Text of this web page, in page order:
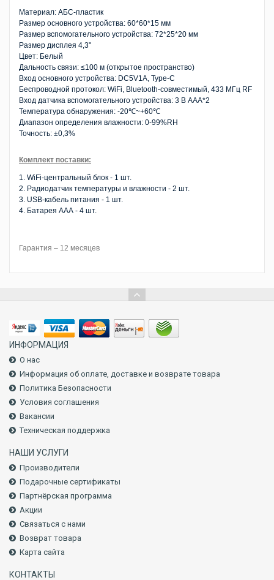
Материал: АБС-пластик
Размер основного устройства: 60*60*15 мм
Размер вспомогательного устройства: 72*25*20 мм
Размер дисплея 4,3"
Цвет: Белый
Дальность связи: ≤100 м (открытое пространство)
Вход основного устройства: DC5V1A, Type-C
Беспроводной протокол: WiFi, Bluetooth-совместимый, 433 МГц RF
Вход датчика вспомогательного устройства: 3 В AAA*2
Температура обнаружения: -20℃~+60℃
Диапазон определения влажности: 0-99%RH
Точность: ±0,3%
Комплект поставки:
1. WiFi-центральный блок - 1 шт.
2. Радиодатчик температуры и влажности - 2 шт.
3. USB-кабель питания - 1 шт.
4. Батарея ААА - 4 шт.
Гарантия – 12 месяцев
ИНФОРМАЦИЯ
О нас
Информация об оплате, доставке и возврате товара
Политика Безопасности
Условия соглашения
Вакансии
Техническая поддержка
НАШИ УСЛУГИ
Производители
Подарочные сертификаты
Партнёрская программа
Акции
Связаться с нами
Возврат товара
Карта сайта
КОНТАКТЫ